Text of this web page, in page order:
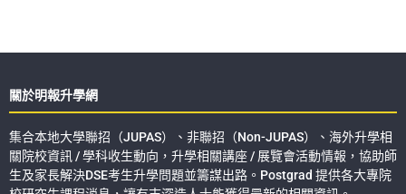
關於明報升學網
集合本地大學聯招（JUPAS）、非聯招（Non-JUPAS）、海外升學相
關院校資訊 / 學科收生動向，升學相關講座 / 展覽會活動情報，協助師
生及家長解決DSE考生升學問題並籌謀出路。Postgrad 提供各大專院